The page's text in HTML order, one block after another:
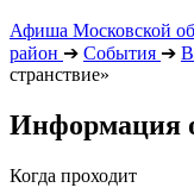
Афиша Московской
район ➔ События ➔
странствие»
Информация
Когда проходит